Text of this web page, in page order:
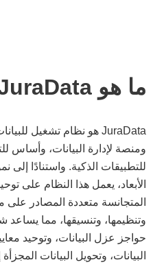
ما هو JuraData؟
JuraData هو نظام تشغيل للبيانات مخصص لقطاع النفط والغاز،
ومنصة لإدارة البيانات، وأساس
للتطبيقات الذكية. واستنادًا إلى
الأبعاد، يعمل هذا النظام على
المتجانسة متعددة المصادر على
وتنظيمها، وتنسيقها، مما
حواجز عزل البيانات، وتوحيد
البيانات، وتحويل البيانات